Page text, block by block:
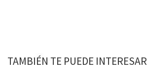
TAMBIÉN TE PUEDE INTERESAR